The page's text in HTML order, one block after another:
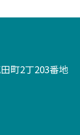
町2丁203番地